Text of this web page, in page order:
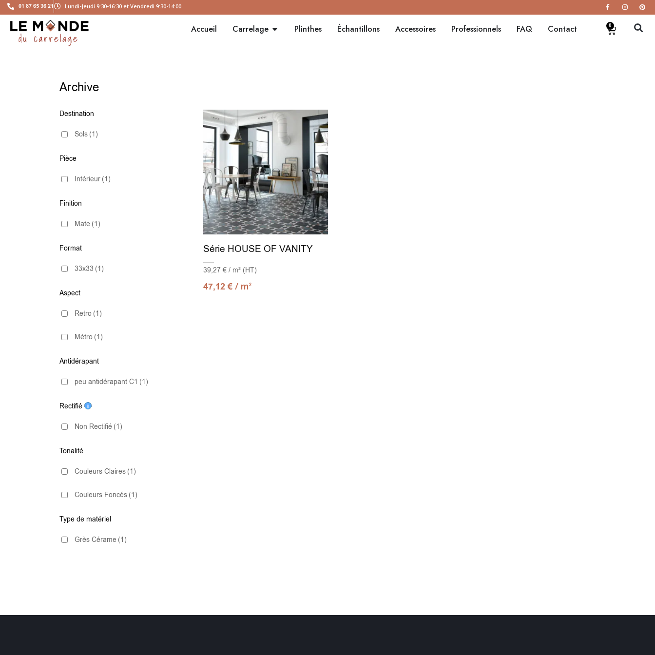
01 87 65 36 21 Lundi-Jeudi 9:30-16:30 et Vendredi 9:30-14:00
Accueil Carrelage Plinthes Échantillons Accessoires Professionnels FAQ Contact 0
Archive
Destination
Sols (1)
Pièce
Intérieur (1)
Finition
Mate (1)
Format
33x33 (1)
Aspect
Retro (1)
Métro (1)
Antidérapant
peu antidérapant C1 (1)
Rectifié
Non Rectifié (1)
Tonalité
Couleurs Claires (1)
Couleurs Foncés (1)
Type de matériel
Grès Cérame (1)
Série HOUSE OF VANITY
39,27 € / m² (HT)
47,12€ / m2